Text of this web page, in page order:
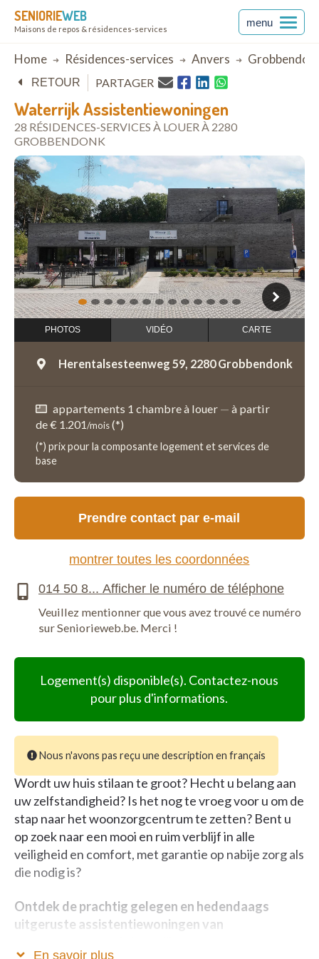
SENIORIEWEB
Maisons de repos & résidences-services
menu
Breadcrumb
Home Résidences-services Anvers
Waterrijk Assistentiewoningen
28 RÉSIDENCES-SERVICES À LOUER À 2280
GROBBENDONK
RETOUR PARTAGER
1 2 3 4 5 6 7 8 9 10111213
ouvrir dans Google Maps
PHOTOS VIDÉO CARTE
Herentalsesteenweg 59, 2280 Grobbendonk
appartements 1 chambre à louer — à partir
de € 1.201/mois(*)
(*) prix pour la composante logement et services de
base
Logement(s) disponible(s). Contactez-nous
pour plus d'informations.
Nous n'avons pas reçu une description en français
Wordt uw huis stilaan te groot? Hecht u belang aan
uw zelfstandigheid? Is het nog te vroeg voor u om de
stap naar het woonzorgcentrum te zetten? Bent u
op zoek naar een mooi en ruim verblijf in alle
veiligheid en comfort, met garantie op nabije zorg als
die nodig is?
Ontdek de prachtig gelegen en hedendaags
uitgeruste assistentiewoningen van
En savoir plus
Prendre contact par e-mail
montrer toutes les coordonnées
Veuillez mentionner que vous avez trouvé ce numéro
sur Seniorieweb.be. Merci !